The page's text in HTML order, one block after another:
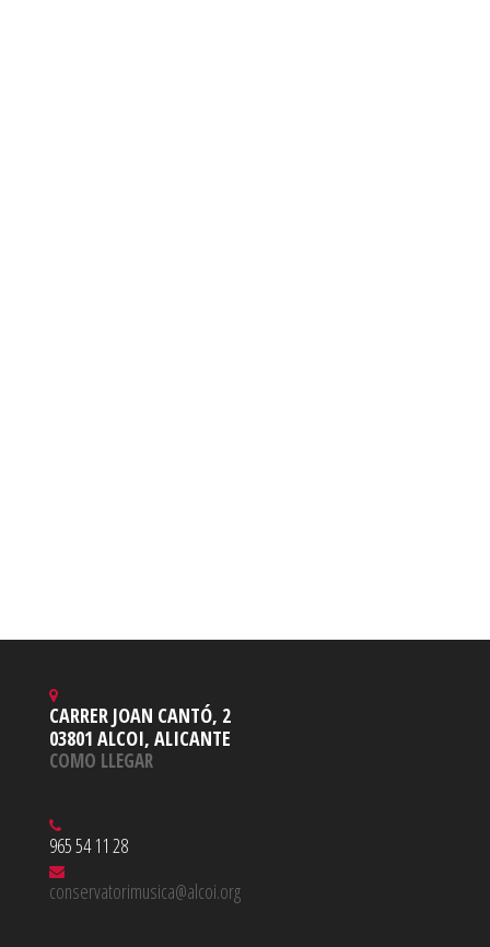
CARRER JOAN CANTÓ, 2
03801 ALCOI, ALICANTE
COMO LLEGAR
965 54 11 28
conservatorimusica@alcoi.org